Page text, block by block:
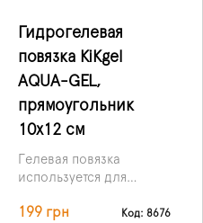
Гидрогелевая
повязка KiKgеl
AQUA-GEL,
прямоугольник
10х12 см
Гелевая повязка
используется для
ожоговых ран,
199 грн Код: 8676